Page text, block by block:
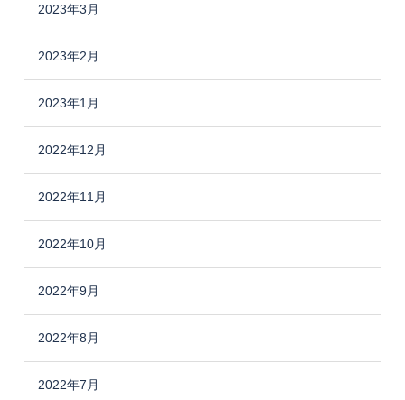
2023年3月
2023年2月
2023年1月
2022年12月
2022年11月
2022年10月
2022年9月
2022年8月
2022年7月